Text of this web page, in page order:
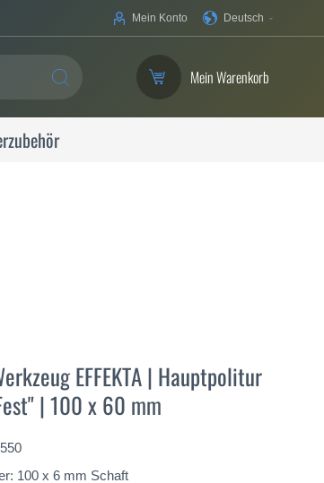
Ihre
Deutsch
Mein Konto
SUCHE Mein Warenkorb
EFFEKTA | Hauptpolitur
| 100 x 60 mm
100 x 6 mm Schaft